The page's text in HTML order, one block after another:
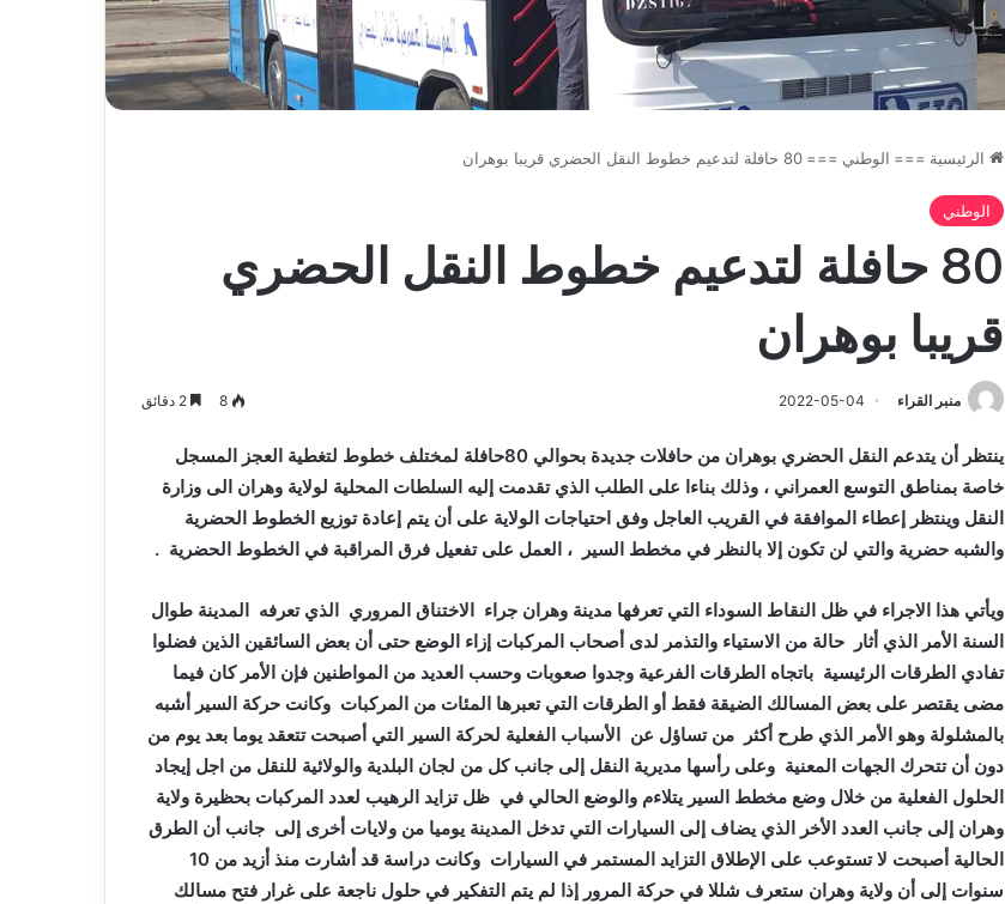
الرئيسية === الوطني === 80 حافلة لتدعيم خطوط النقل الحضري قريبا بوهران
الوطني
80 حافلة لتدعيم خطوط النقل الحضري
قريبا بوهران
منبر القراء 2022-05-04
8
ينتظر أن يتدعم النقل الحضري بوهران من حافلات جديدة بحوالي 80حافلة لمختلف خطوط لتغطية العجز المسجل
خاصة بمناطق التوسع العمراني ، وذلك بناءا على الطلب الذي تقدمت إليه السلطات المحلية لولاية وهران الى وزارة
النقل وينتظر إعطاء الموافقة في القريب العاجل وفق احتياجات الولاية على أن يتم إعادة توزيع الخطوط الحضرية
والشبه حضرية والتي لن تكون إلا بالنظر في مخطط السير ، العمل على تفعيل فرق المراقبة في الخطوط الحضرية .
ويأتي هذا الاجراء في ظل النقاط السوداء التي تعرفها مدينة وهران جراء الاختناق المروري الذي تعرفه المدينة طوال
السنة الأمر الذي أثار حالة من الاستياء والتذمر لدى أصحاب المركبات إزاء الوضع حتى أن بعض السائقين الذين فضلوا
تفادي الطرقات الرئيسية باتجاه الطرقات الفرعية وجدوا صعوبات وحسب العديد من المواطنين فإن الأمر كان فيما
مضى يقتصر على بعض المسالك الضيقة فقط أو الطرقات التي تعبرها المئات من المركبات وكانت حركة السير أشبه
بالمشلولة وهو الأمر الذي طرح أكثر من تساؤل عن الأسباب الفعلية لحركة السير التي أصبحت تتعقد يوما بعد يوم من
دون أن تتحرك الجهات المعنية وعلى رأسها مديرية النقل إلى جانب كل من لجان البلدية والولائية للنقل من اجل إيجاد
الحلول الفعلية من خلال وضع مخطط السير يتلاءم والوضع الحالي في ظل تزايد الرهيب لعدد المركبات بحظيرة ولاية
وهران إلى جانب العدد الأخر الذي يضاف إلى السيارات التي تدخل المدينة يوميا من ولايات أخرى إلى جانب أن الطرق
الحالية أصبحت لا تستوعب على الإطلاق التزايد المستمر في السيارات وكانت دراسة قد أشارت منذ أزيد من 10
سنوات إلى أن ولاية وهران ستعرف شللا في حركة المرور إذا لم يتم التفكير في حلول ناجعة على غرار فتح مسالك